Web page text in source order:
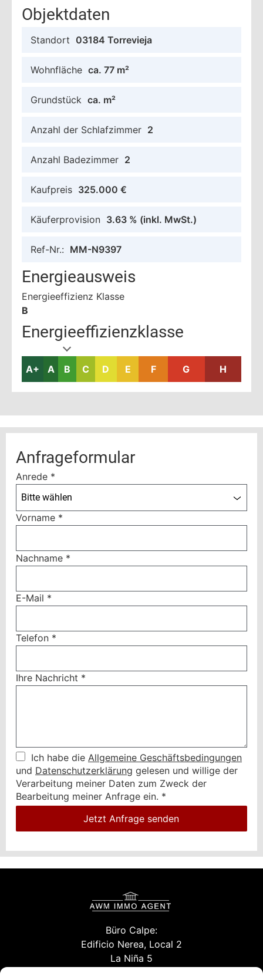
Objektdaten
Standort 03184 Torrevieja
Wohnfläche ca. 77 m²
Grundstück ca. m²
Anzahl der Schlafzimmer 2
Anzahl Badezimmer 2
Kaufpreis 325.000 €
Käuferprovision 3.63 % (inkl. MwSt.)
Ref-Nr.: MM-N9397
Energieausweis
Energieeffizienz Klasse
B
Energieeffizienzklasse
A+ A B C D E F G H
Anfrageformular
Anrede *
Bitte wählen
Vorname *
Nachname *
E-Mail *
Telefon *
Ihre Nachricht *
Ich habe die Allgemeine Geschäftsbedingungen
und Datenschutzerklärung gelesen und willige der
Verarbeitung meiner Daten zum Zweck der
Bearbeitung meiner Anfrage ein. *
Jetzt Anfrage senden
Büro Calpe:
Edificio Nerea, Local 2
La Niña 5